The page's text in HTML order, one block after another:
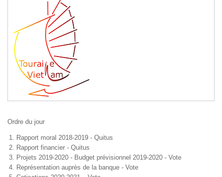
Ordre du jour
Rapport moral 2018-2019 - Quitus
Rapport financier - Quitus
Projets 2019-2020 - Budget prévisionnel 2019-2020 - Vote
Représentation auprès de la banque - Vote